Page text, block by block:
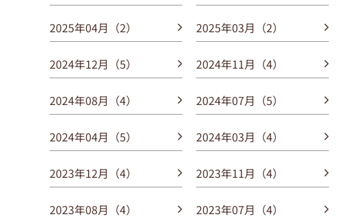
2025年04月（2） 2025年03月（2）
2024年12月（5） 2024年11月（4）
2024年08月（4） 2024年07月（5）
2024年04月（5） 2024年03月（4）
2023年12月（4） 2023年11月（4）
2023年08月（4） 2023年07月（4）